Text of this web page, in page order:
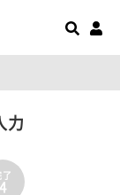
力
了
4